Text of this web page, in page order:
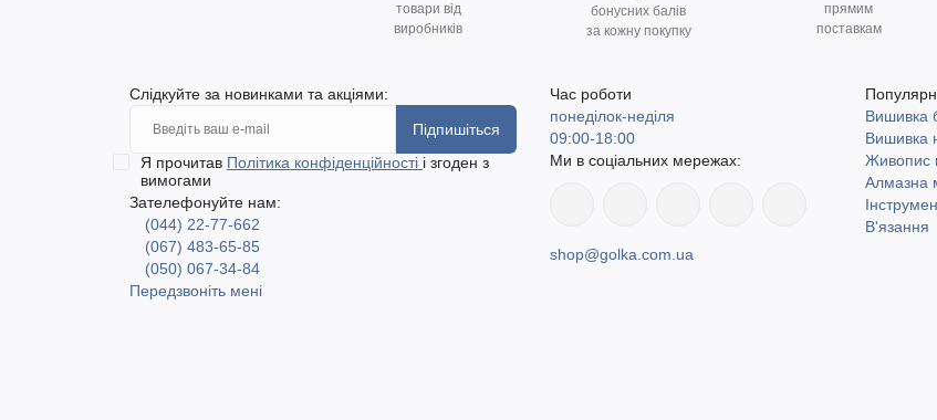
товари від
виробників
бонусних балів
за кожну покупку
прямим
поставкам
Слідкуйте за новинками та акціями:
Підпишіться
Я прочитав Політика конфіденційності і згоден з
вимогами
Зателефонуйте нам:
(044) 22-77-662
(067) 483-65-85
(050) 067-34-84
Передзвоніть мені
Час роботи
понеділок-неділя
09:00-18:00
Ми в соціальних мережах:
shop@golka.com.ua
Вишивка
Вишивка
Живопис
Алмазна
В'язання